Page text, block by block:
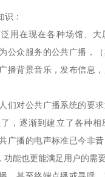
识：
用在现在各种场馆、大
公众服务的公共广播，
播背景音乐，发布信息
们对公共广播系统的要
，逐渐到建立了各种相
广播的电声标准已今非
功能也更能满足用户的需